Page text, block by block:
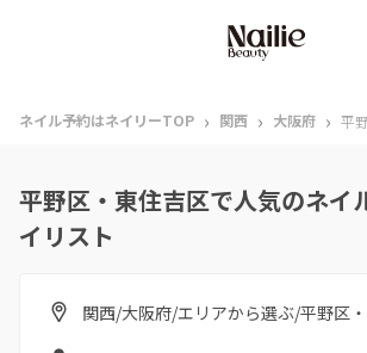
ネイル予約はネイリーTOP › 関西 › 大阪府 › 平
平野区・東住吉区で人気のネイ
イリスト
関西/大阪府/エリアから選ぶ/平野区